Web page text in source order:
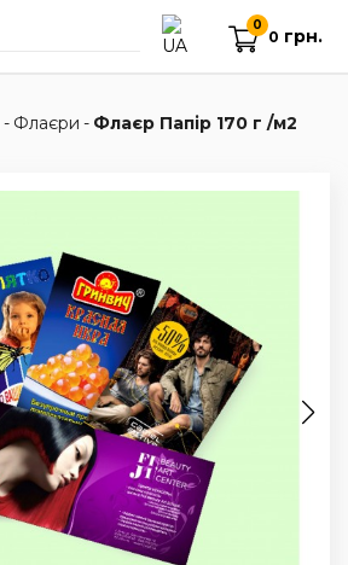
0
0 грн.
- Флаєри - Флаєр Папір 170 г /м2